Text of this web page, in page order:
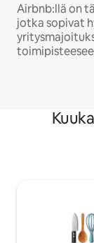
Airbnb:llä on
jotka sopivat